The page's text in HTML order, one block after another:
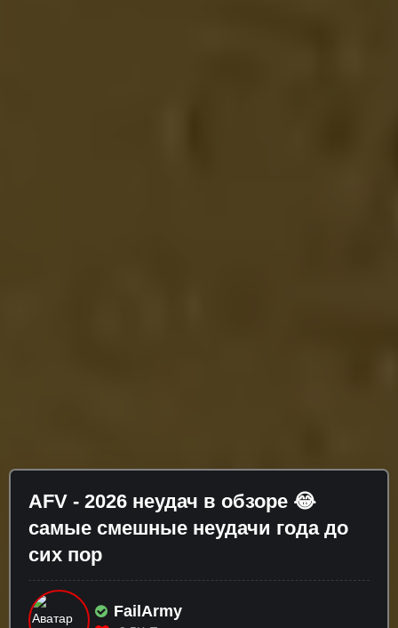
AFV - 2026 неудач в обзоре 😂
самые смешные неудачи года до
сих пор
FailArmy